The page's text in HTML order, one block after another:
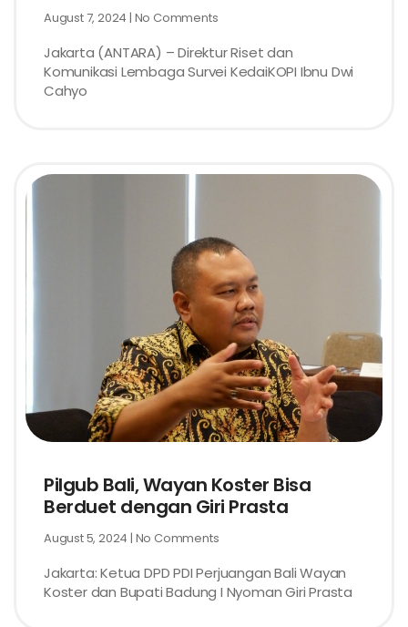
August 7, 2024 No Comments
Jakarta (ANTARA) – Direktur Riset dan
Komunikasi Lembaga Survei KedaiKOPI Ibnu Dwi
Cahyo
Pilgub Bali, Wayan Koster Bisa
Berduet dengan Giri Prasta
August 5, 2024 No Comments
Jakarta: Ketua DPD PDI Perjuangan Bali Wayan
Koster dan Bupati Badung I Nyoman Giri Prasta